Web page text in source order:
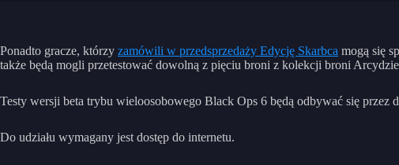
Ponadto gracze, którzy zamówili w przedsprzedaży Edycję Skarbca mogą się
także będą mogli przetestować dowolną z pięciu broni z kolekcji broni
Testy wersji beta trybu wieloosobowego Black Ops 6 będą odbywać się przez
Do udziału wymagany jest dostęp do internetu.